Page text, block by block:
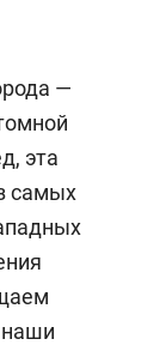
—
эта
самых
наши